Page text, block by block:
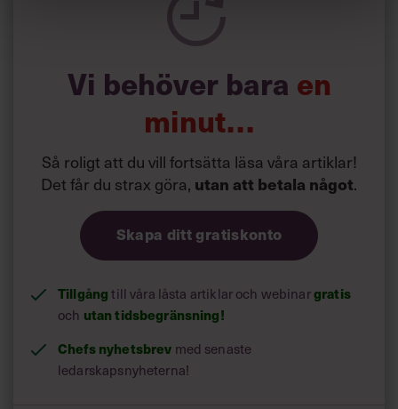
Vi behöver bara en
minut…
Så roligt att du vill fortsätta läsa våra artiklar!
Det får du strax göra, utan att betala något.
Skapa ditt gratiskonto
Tillgångtill våra låsta artiklar och webinargratis
och utan tidsbegränsning!
Chefs nyhetsbrev med senaste
ledarskapsnyheterna!